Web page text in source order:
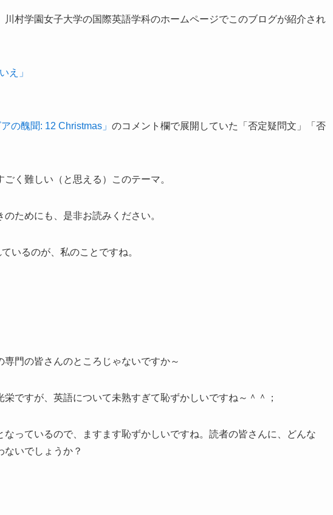
村学園女子大学の国際英語学科のホームページでこのブログが紹介され
え」
の醜聞: 12 Christmas」 のコメント欄で展開していた「否定疑問文」「否
く難しい（と思える）このテーマ。
ためにも、是非お読みください。
いるのが、私のことですね。
門の皆さんのところじゃないですか～
ですが、英語について未熟すぎて恥ずかしいですね～＾＾；
っているので、ますます恥ずかしいですね。読者の皆さんに、どんな
ないでしょうか？